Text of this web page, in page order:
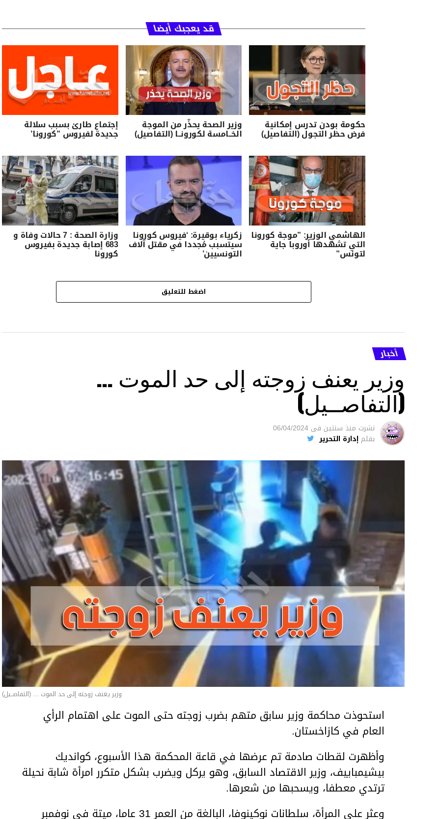
قد يعجبك أيضا
حكومة بودن تدرس إمكانية
فرض حظر التجول (التفاصيل)
وزير الصحة يحذّر من الموجة
الخــامسة لكورونــا (التفاصيل)
إجتماع طارئ بسبب سلالة
جديدة لفيروس ”كورونا’
الهاشمي الوزير: ”موجة كورونا
التي تشهدها أوروبا جاية
لتونس”
زكرياء بوقيرة: ‘فيروس كورونا
سيتسبب مُجددا في مقتل آلاف
التونسيين’
وزارة الصحة : 7 حالات وفاة و
683 إصابة جديدة بفيروس
كورونا
اضغط للتعليق
أخبار
وزير يعنف زوجته إلى حد الموت …
(التفاصــيل)
نشرت منذ سنتين فى 06/04/2024
بقلم إدارة التحرير
وزير يعنف زوجته إلى حد الموت ... (التفاصــيل)
استحوذت محاكمة وزير سابق متهم بضرب زوجته حتى الموت على اهتمام الرأي
العام في كازاخستان.
وأظهرت لقطات صادمة تم عرضها في قاعة المحكمة هذا الأسبوع، كوانديك
بيشيمباييف، وزير الاقتصاد السابق، وهو يركل ويضرب بشكل متكرر امرأة شابة نحيلة
ترتدي معطفا، ويسحبها من شعرها.
وعثر على المرأة، سلطانات نوكينوفا، البالغة من العمر 31 عاما، ميتة في نوفمبر